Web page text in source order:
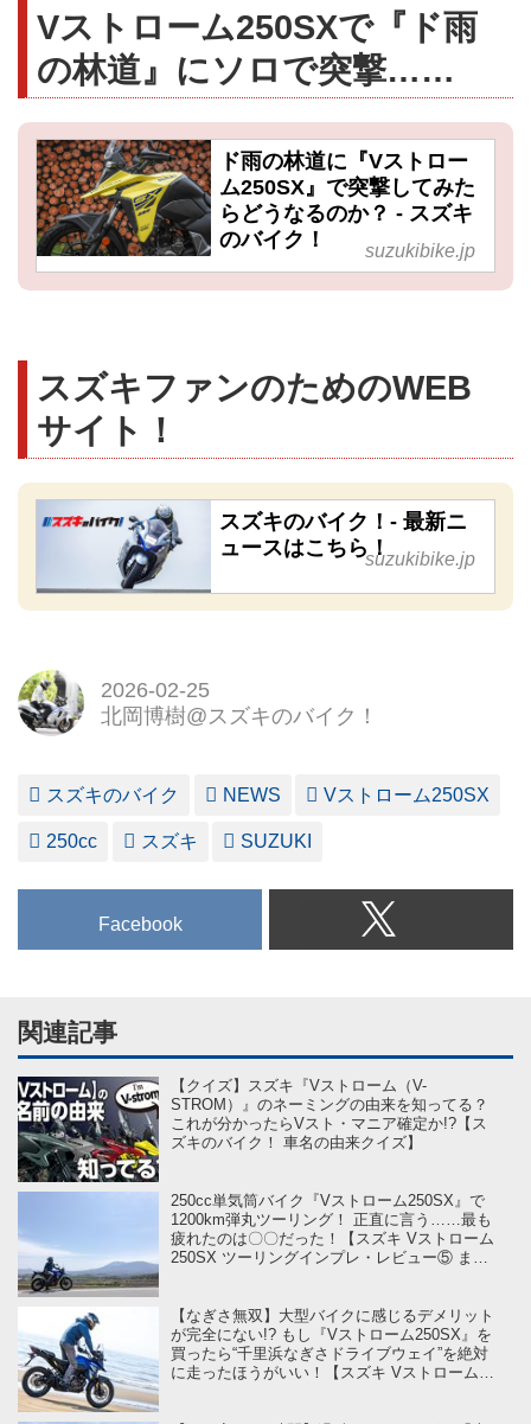
Vストローム250SXで『ド雨
の林道』にソロで突撃……
ド雨の林道に『Vストロー
ム250SX』で突撃してみた
らどうなるのか？ - スズキ
のバイク！
suzukibike.jp
スズキファンのためのWEB
サイト！
スズキのバイク！- 最新ニ
ュースはこちら！suzukibike.jp
2026-02-25
北岡博樹@スズキのバイク！
スズキのバイク NEWS Vストローム250SX
250cc スズキ SUZUKI
Facebook
関連記事
【クイズ】スズキ『Vストローム（V-
STROM）』のネーミングの由来を知ってる？
これが分かったらVスト・マニア確定か!?【ス
ズキのバイク！ 車名の由来クイズ】
250cc単気筒バイク『Vストローム250SX』で
1200km弾丸ツーリング！ 正直に言う……最も
疲れたのは〇〇だった！【スズキ Vストローム
250SX ツーリングインプレ・レビュー⑤ まと
【なぎさ無双】大型バイクに感じるデメリット
が完全にない!? もし『Vストローム250SX』を
買ったら“千里浜なぎさドライブウェイ”を絶対
に走ったほうがいい！【スズキ Vストローム